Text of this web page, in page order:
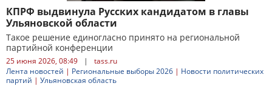
КПРФ выдвинула Русских кандидатом в главы
Ульяновской области
Такое решение единогласно принято на региональной
партийной конференции
25 июня 2026, 08:49 |
tass.ru
Лента новостей | Региональные выборы 2026 | Новости политических
партий | Ульяновская область